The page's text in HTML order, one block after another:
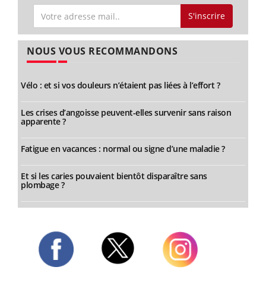
S'inscrire
NOUS VOUS RECOMMANDONS
Vélo : et si vos douleurs n’étaient pas liées à l’effort ?
Les crises d’angoisse peuvent-elles survenir sans raison
apparente ?
Fatigue en vacances : normal ou signe d’une maladie ?
Et si les caries pouvaient bientôt disparaître sans
plombage ?